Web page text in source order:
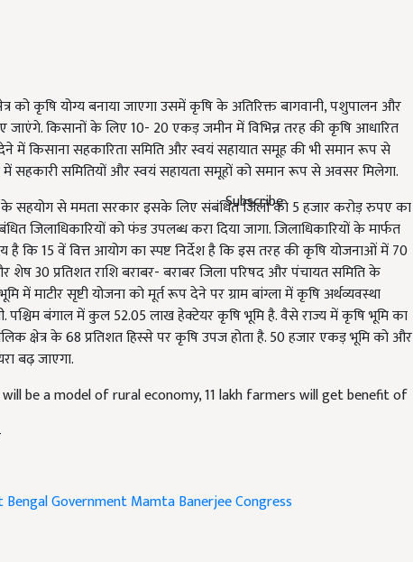
Subscribe
को कृषि योग्य बनाया जाएगा उसमें कृषि के अतिरिक्त बागवानी, पशुपालन और
जाएंगे. किसानों के लिए 10- 20 एकड़ जमीन में विभिन्न तरह की कृषि आधारित
में किसाना सहकारिता समिति और स्वयं सहायात समूह की भी समान रूप से
में सहकारी समितियों और स्वयं सहायता समूहों को समान रूप से अवसर मिलेगा.
के सहयोग से ममता सरकार इसके लिए संबंधित जिलों को 5 हजार करोड़ रुपए का
जिलाधिकारियों को फंड उपलब्ध करा दिया जागा. जिलाधिकारियों के मार्फत
है कि 15 वें वित्त आयोग का स्पष्ट निर्देश है कि इस तरह की कृषि योजनाओं में 70
शेष 30 प्रतिशत राशि बराबर- बराबर जिला परिषद और पंचायत समिति के
में माटीर सृष्टी योजना को मूर्त रूप देने पर ग्राम बांग्ला में कृषि अर्थव्यवस्था
पश्चिम बंगाल में कुल 52.05 लाख हेक्टेयर कृषि भूमि है. वैसे राज्य में कृषि भूमि का
क्षेत्र के 68 प्रतिशत हिस्से पर कृषि उपज होता है. 50 हजार एकड़ भूमि को और
बढ़ जाएगा.
be a model of rural economy, 11 lakh farmers will get benefit of
Bengal GovernmentMamta BanerjeeCongress